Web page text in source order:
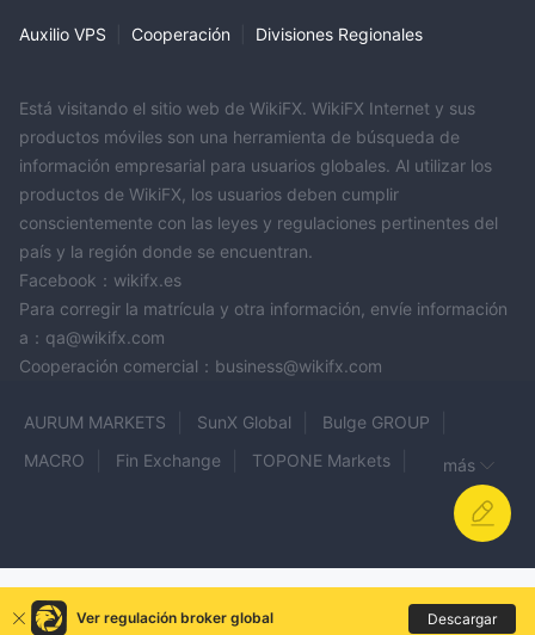
Auxilio VPS Cooperación Divisiones Regionales
Está visitando el sitio web de WikiFX. WikiFX Internet y sus
productos móviles son una herramienta de búsqueda de
información empresarial para usuarios globales. Al utilizar los
productos de WikiFX, los usuarios deben cumplir
conscientemente con las leyes y regulaciones pertinentes del
país y la región donde se encuentran.
Facebook：wikifx.es
Para corregir la matrícula y otra información, envíe información
a：qa@wikifx.com
Cooperación comercial：business@wikifx.com
AURUM MARKETS SunX Global
Bulge GROUP
MACRO
Fin Exchange
TOPONE Markets
Global TradeStation LTD
Capital88
KUBERA MARKETS
GOLDMINE GENIUS TRADING
más
Ver regulación broker global Descargar